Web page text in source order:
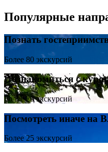
Популярные
Познать
Более 80 экскурсий
Познакомиться с
Более 20 экскурсий
Посмотреть иначе на
Более 25 экскурсий